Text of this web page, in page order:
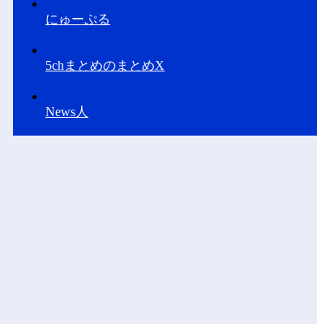
にゅーぷる
5chまとめのまとめX
News人